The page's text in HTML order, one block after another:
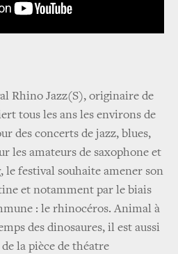
Rhino Jazz(S), originaire de
tous les ans les environs de
des concerts de jazz, blues,
les amateurs de saxophone et
le festival souhaite amener son
et notamment par le biais
: le rhinocéros. Animal à
des dinosaures, il est aussi
la pièce de théatre